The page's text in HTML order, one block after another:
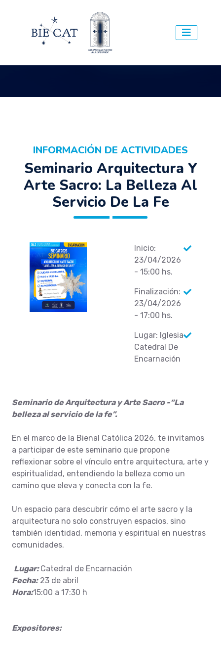
INFORMACIÓN DE ACTIVIDADES
Seminario Arquitectura Y
Arte Sacro: La Belleza Al
Servicio De La Fe
Inicio:
23/04/2026
- 15:00 hs.
Finalización:
23/04/2026
- 17:00 hs.
Lugar: Iglesia
Catedral De
Encarnación
Seminario de Arquitectura y Arte Sacro -“La
belleza al servicio de la fe”.
En el marco de la Bienal Católica 2026, te invitamos
a participar de este seminario que propone
reflexionar sobre el vínculo entre arquitectura, arte y
espiritualidad, entendiendo la belleza como un
camino que eleva y conecta con la fe.
Un espacio para descubrir cómo el arte sacro y la
arquitectura no solo construyen espacios, sino
también identidad, memoria y espiritual en nuestras
comunidades.
Lugar:Catedral de Encarnación
Fecha:23 de abril
Hora:15:00 a 17:30 h
Expositores: